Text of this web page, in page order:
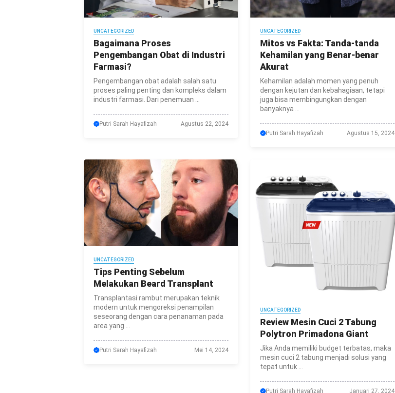
UNCATEGORIZED
Bagaimana Proses
Pengembangan Obat di Industri
Farmasi?
Pengembangan obat adalah salah satu
proses paling penting dan kompleks dalam
industri farmasi. Dari penemuan ...
Putri Sarah Hayafizah Agustus 22, 2024
UNCATEGORIZED
Mitos vs Fakta: Tanda-tanda
Kehamilan yang Benar-benar
Akurat
Kehamilan adalah momen yang penuh
dengan kejutan dan kebahagiaan, tetapi
juga bisa membingungkan dengan
banyaknya ...
Putri Sarah Hayafizah Agustus 15, 2024
UNCATEGORIZED
Tips Penting Sebelum
Melakukan Beard Transplant
Transplantasi rambut merupakan teknik
modern untuk mengoreksi penampilan
seseorang dengan cara penanaman pada
area yang ...
Putri Sarah Hayafizah Mei 14, 2024
UNCATEGORIZED
Review Mesin Cuci 2 Tabung
Polytron Primadona Giant
Jika Anda memiliki budget terbatas, maka
mesin cuci 2 tabung menjadi solusi yang
tepat untuk ...
Putri Sarah Hayafizah Januari 27, 2024